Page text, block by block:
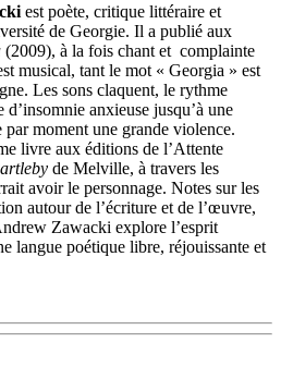
est poète, critique littéraire et
de Georgie. Il a publié aux
(2009), à la fois chant et complainte
musical, tant le mot « Georgia » est
Les sons claquent, le rythme
d’insomnie anxieuse jusqu’à une
par moment une grande violence.
livre aux éditions de l’Attente
de Melville, à travers les
avoir le personnage. Notes sur les
autour de l’écriture et de l’œuvre,
Zawacki explore l’esprit
langue poétique libre, réjouissante et